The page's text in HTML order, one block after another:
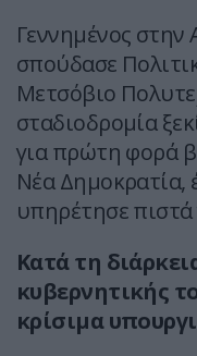
Γεννημένος στην
σπούδασε
Μετσόβιο
σταδιοδρομία
για πρώτη φορά
Νέα Δημοκρατία,
υπηρέτησε πιστά
Κατά τη
κυβερνητικής
κρίσιμα